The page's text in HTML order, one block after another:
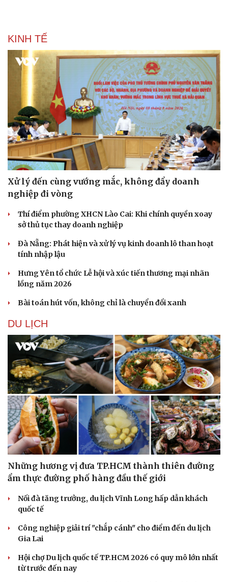
Sức khỏe
Dinh dưỡng - món ngon
Cây thuốc
Sản phụ khoa
Nhi khoa
Nam khoa
Làm đẹp - giảm cân
Phòng mạch online
Ăn sạch sống khỏe
Đời sống
Nhà đẹp
Blog
Tình yêu - Gia đình
KINH TẾ
Xử lý đến cùng vướng mắc, không đẩy doanh
nghiệp đi vòng
Thí điểm phường XHCN Lào Cai: Khi chính quyền xoay
sở thủ tục thay doanh nghiệp
Đà Nẵng: Phát hiện và xử lý vụ kinh doanh lô than hoạt
tính nhập lậu
Hưng Yên tổ chức Lễ hội và xúc tiến thương mại nhãn
lồng năm 2026
Bài toán hút vốn, không chỉ là chuyển đổi xanh
DU LỊCH
Những hương vị đưa TP.HCM thành thiên đường
ẩm thực đường phố hàng đầu thế giới
Nối đà tăng trưởng, du lịch Vĩnh Long hấp dẫn khách
quốc tế
Công nghiệp giải trí "chắp cánh" cho điểm đến du lịch
Gia Lai
Hội chợ Du lịch quốc tế TP.HCM 2026 có quy mô lớn nhất
từ trước đến nay